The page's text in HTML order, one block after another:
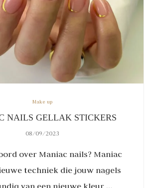
Make up
NAILS GELLAK STICKERS
08/09/2023
over Maniac nails? Maniac
techniek die jouw nagels